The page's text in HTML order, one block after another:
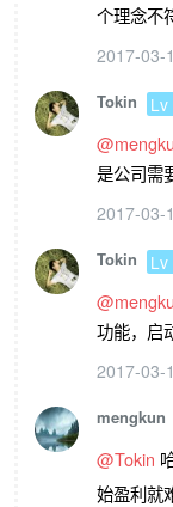
个理念不
2017-03-
Tokin Lv
是公司需
2017-03-
Tokin Lv
功能，启
2017-03-
mengkun
@Tokin
始盈利就